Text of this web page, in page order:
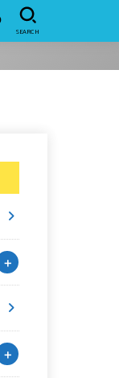
SEARCH